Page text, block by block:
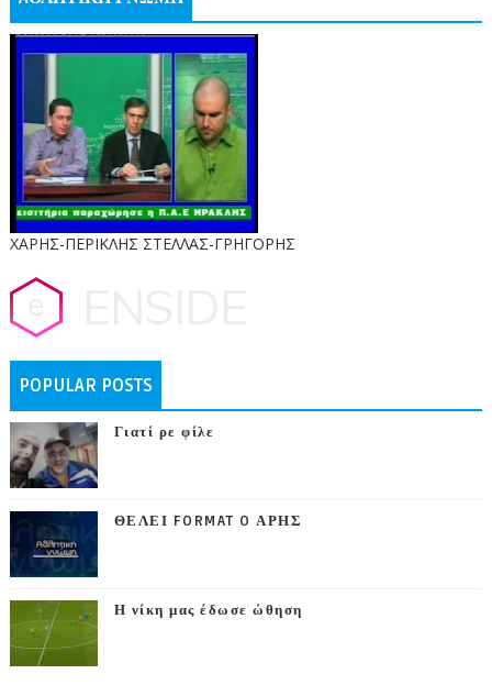
ΧΑΡΗΣ-ΠΕΡΙΚΛΗΣ ΣΤΕΛΛΑΣ-ΓΡΗΓΟΡΗΣ
POPULAR POSTS
Γιατί ρε φίλε
ΘΕΛΕΙ FORMAT O ΑΡΗΣ
Η νίκη μας έδωσε ώθηση